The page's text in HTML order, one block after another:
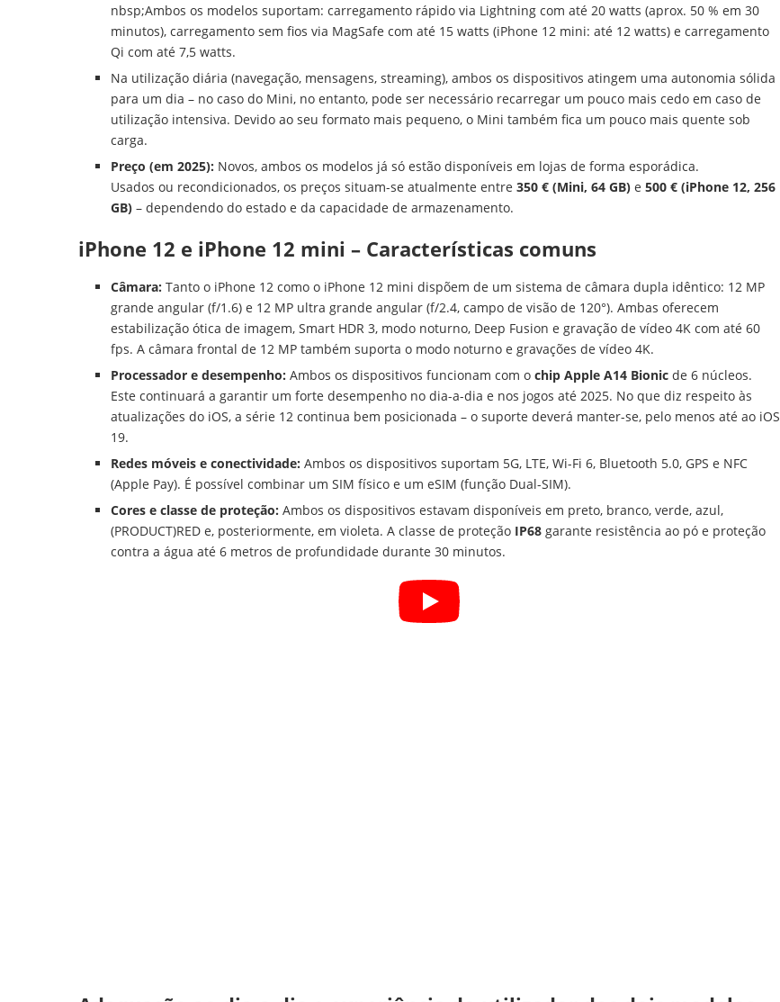
nbsp;Ambos os modelos suportam: carregamento rápido via Lightning com até 20 watts (aprox. 50 % em 30
minutos), carregamento sem fios via MagSafe com até 15 watts (iPhone 12 mini: até 12 watts) e carregamento
Qi com até 7,5 watts.
Na utilização diária (navegação, mensagens, streaming), ambos os dispositivos atingem uma autonomia sólida
para um dia – no caso do Mini, no entanto, pode ser necessário recarregar um pouco mais cedo em caso de
utilização intensiva. Devido ao seu formato mais pequeno, o Mini também fica um pouco mais quente sob
carga.
Preço (em 2025): Novos, ambos os modelos já só estão disponíveis em lojas de forma esporádica.
Usados ou recondicionados, os preços situam-se atualmente entre 350 € (Mini, 64 GB) e 500 € (iPhone 12, 256
GB) – dependendo do estado e da capacidade de armazenamento.
iPhone 12 e iPhone 12 mini – Características comuns
Câmara: Tanto o iPhone 12 como o iPhone 12 mini dispõem de um sistema de câmara dupla idêntico: 12 MP
grande angular (f/1.6) e 12 MP ultra grande angular (f/2.4, campo de visão de 120°). Ambas oferecem
estabilização ótica de imagem, Smart HDR 3, modo noturno, Deep Fusion e gravação de vídeo 4K com até 60
fps. A câmara frontal de 12 MP também suporta o modo noturno e gravações de vídeo 4K.
Processador e desempenho: Ambos os dispositivos funcionam com o chip Apple A14 Bionic de 6 núcleos.
Este continuará a garantir um forte desempenho no dia-a-dia e nos jogos até 2025. No que diz respeito às
atualizações do iOS, a série 12 continua bem posicionada – o suporte deverá manter-se, pelo menos até ao iOS
19.
Redes móveis e conectividade: Ambos os dispositivos suportam 5G, LTE, Wi-Fi 6, Bluetooth 5.0, GPS e NFC
(Apple Pay). É possível combinar um SIM físico e um eSIM (função Dual-SIM).
Cores e classe de proteção: Ambos os dispositivos estavam disponíveis em preto, branco, verde, azul,
(PRODUCT)RED e, posteriormente, em violeta. A classe de proteção IP68 garante resistência ao pó e proteção
contra a água até 6 metros de profundidade durante 30 minutos.